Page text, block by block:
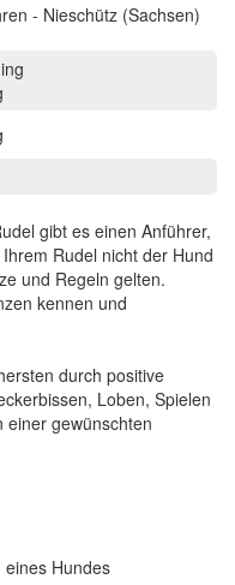
- Nieschütz (Sachsen)
gibt es einen Anführer,
Rudel nicht der Hund
und Regeln gelten.
kennen und
durch positive
Loben, Spielen
einer gewünschten
eines Hundes